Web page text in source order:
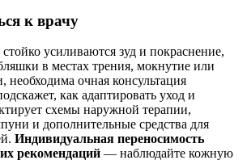
к врачу
усиливаются зуд и покраснение,
в местах трения, мокнутие или
очная консультация
как адаптировать уход и
схемы наружной терапии,
и дополнительные средства для
Индивидуальная переносимость
рекомендаций — наблюдайте кожную